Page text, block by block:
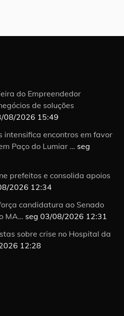
do Empreendedor
de soluções
08/2026 15:49
intensifica encontros em favor
Paço do Lumiar … seg
prefeitos e consolida apoios
2026 12:34
candidatura ao Senado
MA… seg 03/08/2026 12:31
sobre crise no Hospital da
12:28